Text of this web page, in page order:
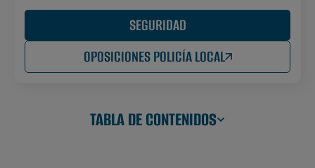
SEGURIDAD
OPOSICIONES POLICÍA LOCAL
TABLA DE CONTENIDOS